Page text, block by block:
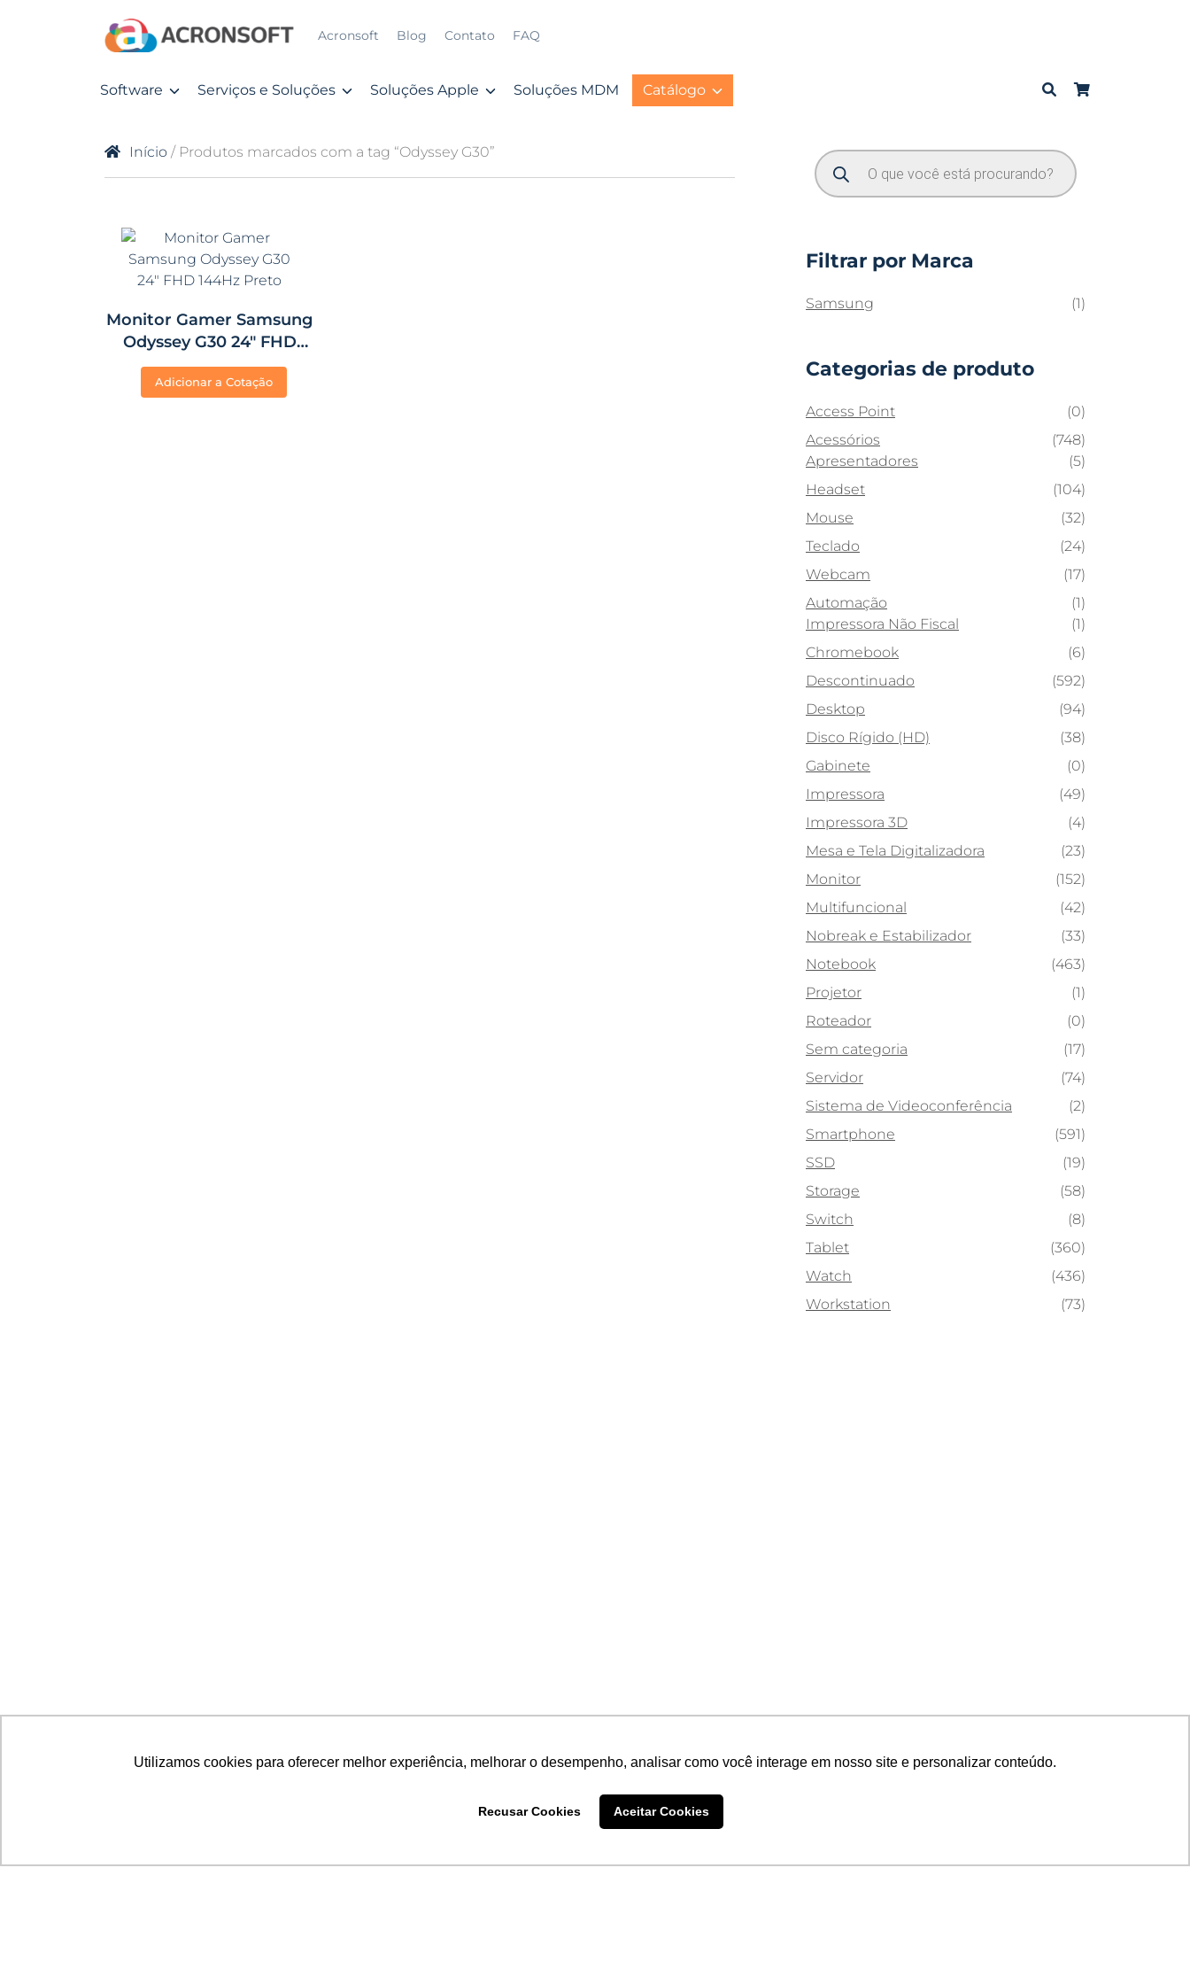
Utilizamos cookies para oferecer melhor experiência, melhorar o desempenho, analisar como você interage em nosso site e personalizar conteúdo.
Recusar Cookies Aceitar Cookies
Acronsoft Blog Contato FAQ
Software Serviços e Soluções Soluções Apple Soluções MDM Catálogo
Início / Produtos marcados com a tag “Odyssey G30”
Monitor Gamer Samsung
Odyssey G30 24″ FHD
144Hz Preto
Adicionar a Cotação
Filtrar por Marca
Samsung (1)
Categorias de produto
Access Point
(0)
Acessórios
(748)
Apresentadores
(5)
Headset
(104)
Mouse
(32)
Teclado
(24)
Webcam
(17)
Automação
(1)
Impressora Não Fiscal
(1)
Chromebook
(6)
Descontinuado
(592)
Desktop
(94)
Disco Rígido (HD)
(38)
Gabinete
(0)
Impressora
(49)
Impressora 3D
(4)
Mesa e Tela Digitalizadora
(23)
Monitor
(152)
Multifuncional
(42)
Nobreak e Estabilizador
(33)
Notebook
(463)
Projetor
(1)
Roteador
(0)
Sem categoria
(17)
Servidor
(74)
Sistema de Videoconferência
(2)
Smartphone
(591)
SSD
(19)
Storage
(58)
Switch
(8)
Tablet
(360)
Watch
(436)
Workstation
(73)